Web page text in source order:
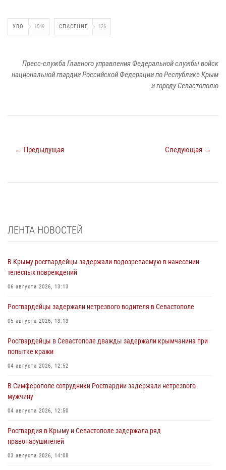
УВО 1549 СПАСЕНИЕ 126
Пресс-служба Главного управления Федеральной службы войск
национальной гвардии Российской Федерации по Республике Крым
и городу Севастополю
← Предыдущая Следующая →
ЛЕНТА НОВОСТЕЙ
В Крыму росгвардейцы задержали подозреваемую в нанесении
телесных повреждений
06 августа 2026, 13:13
Росгвардейцы задержали нетрезвого водителя в Севастополе
05 августа 2026, 13:13
Росгвардейцы в Севастополе дважды задержали крымчанина при
попытке кражи
04 августа 2026, 12:52
В Симферополе сотрудники Росгвардии задержали нетрезвого
мужчину
04 августа 2026, 12:50
Росгвардия в Крыму и Севастополе задержала ряд
правонарушителей
03 августа 2026, 14:08